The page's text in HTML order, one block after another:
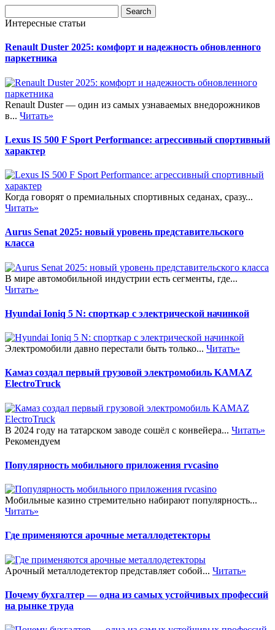
Интересные статьи
Renault Duster 2025: комфорт и надежность обновленного
паркетника
Renault Duster — один из самых узнаваемых внедорожников
в... Читать»
Lexus IS 500 F Sport Performance: агрессивный спортивный
характер
Когда говорят о премиальных спортивных седанах, сразу...
Читать»
Aurus Senat 2025: новый уровень представительского
класса
В мире автомобильной индустрии есть сегменты, где...
Читать»
Hyundai Ioniq 5 N: спорткар с электрической начинкой
Электромобили давно перестали быть только... Читать»
Камаз создал первый грузовой электромобиль KAMAZ
ElectroTruck
В 2024 году на татарском заводе сошёл с конвейера... Читать»
Рекомендуем
Популярность мобильного приложения rvcasino
Мобильные казино стремительно набирают популярность...
Читать»
Где применяются арочные металлодетекторы
Арочный металлодетектор представляет собой... Читать»
Почему бухгалтер — одна из самых устойчивых профессий
на рынке труда